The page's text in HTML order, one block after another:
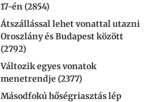
17-én (2854)
Átszállással lehet vonattal utazni
Oroszlány és Budapest között
(2792)
Változik egyes vonatok
menetrendje (2377)
Másodfokú hőségriasztás lép